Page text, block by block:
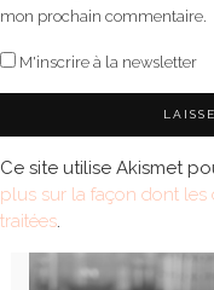
mon prochain commentaire.
M'inscrire à la newsletter
Ce site utilise Akismet
plus sur la façon dont les
traitées.